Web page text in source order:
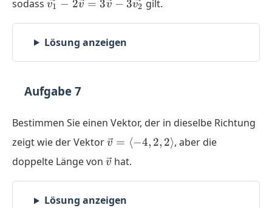
\rangle
sodass
3 \vec{v}
v1 − 2v = 3v − 3v2 gilt.
Lösung anzeigen
Aufgabe 7
Bestimmen Sie einen Vektor, der in dieselbe Richtung
zeigt wie der Vektor\vec{v}
\langle
-4,2,2
\rangle
v = ⟨−4, 2, 2⟩, aber die
doppelte Länge von \vec{v}
v hat.
Lösung anzeigen